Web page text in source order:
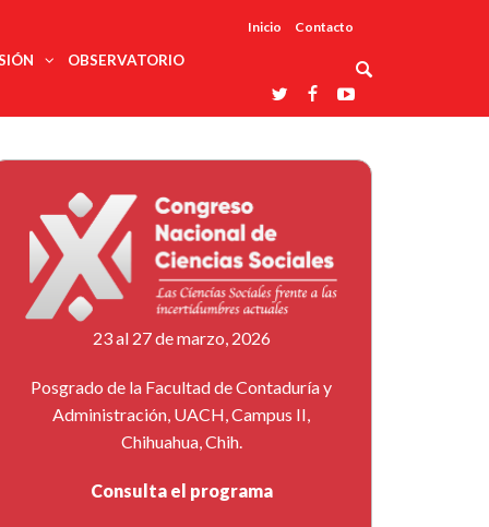
Inicio Contacto
ciencias
profesionales
trabajo
Redes
temáticas
Laboratorios
nacionales
Entidades
afines
Reconoce
La UDUALC
A La
Universidad
De México
En Su 475
Aniversario
OBSERVATORIO
23 al 27 de marzo, 2026
Posgrado de la Facultad de Contaduría y
Administración, UACH, Campus II,
Chihuahua, Chih.
Consulta el programa